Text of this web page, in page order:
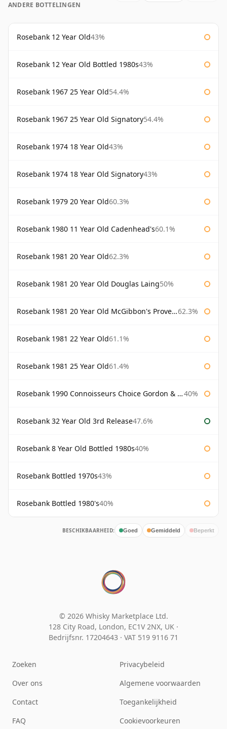
ANDERE BOTTELINGEN
Rosebank 12 Year Old43%
Rosebank 12 Year Old Bottled 1980s43%
Rosebank 1967 25 Year Old54.4%
Rosebank 1967 25 Year Old Signatory54.4%
Rosebank 1974 18 Year Old43%
Rosebank 1974 18 Year Old Signatory43%
Rosebank 1979 20 Year Old60.3%
Rosebank 1980 11 Year Old Cadenhead's60.1%
Rosebank 1981 20 Year Old62.3%
Rosebank 1981 20 Year Old Douglas Laing50%
Rosebank 1981 20 Year Old McGibbon's Provenance 62.3%
Rosebank 1981 22 Year Old61.1%
Rosebank 1981 25 Year Old61.4%
Rosebank 1990 Connoisseurs Choice Gordon & Macphail 40%
Rosebank 32 Year Old 3rd Release47.6%
Rosebank 8 Year Old Bottled 1980s40%
Rosebank Bottled 1970s43%
Rosebank Bottled 1980's40%
BESCHIKBAARHEID: Goed Gemiddeld Beperkt
© 2026 Whisky Marketplace Ltd.
128 City Road, London, EC1V 2NX, UK ·
Bedrijfsnr. 17204643 · VAT 519 9116 71
Zoeken
Over ons
Contact
FAQ
Privacybeleid
Algemene voorwaarden
Toegankelijkheid
Cookievoorkeuren